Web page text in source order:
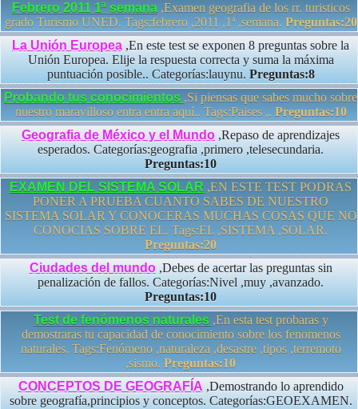
Febrero 2011 1ª semana,Examen geografia de los rr. turisticos
grado Turismo UNED. Tags:febrero ,2011 ,1ª ,semana. Preguntas:20
La Unión Europea ,En este test se exponen 8 preguntas sobre la
Unión Europea. Elije la respuesta correcta y suma la máxima
puntuación posible.. Categorías:lauynu. Preguntas:8
Probando tus conocimientos ,Si piensas que sabes mucho sobre
nuestro maravilloso entra entra aquí.. Tags:Paises ,. Preguntas:10
Geografia de México y el Mundo ,Repaso de aprendizajes
esperados. Categorías:geografia ,primero ,telesecundaria.
Preguntas:10
EXAMEN DEL SISTEMA SOLAR ,EN ESTE TEST PODRAS
PONER A PRUEBA CUANTO SABES DE NUESTRO
SISTEMA SOLAR Y CONOCERAS MUCHAS COSAS QUE NO
CONOCIAS SOBRE EL. Tags:EL ,SISTEMA ,SOLAR.
Preguntas:20
Ciudades del mundo,Debes de acertar las preguntas sin
penalización de fallos. Categorías:Nivel ,muy ,avanzado.
Preguntas:10
Test de fenómenos naturales ,En esta test probaras y
demostraras tu capacidad de conocimiento sobre los fenomenos
naturales. Tags:Fenómeno ,naturaleza ,desastre ,tipos ,terremoto
,sismo. Preguntas:10
CONCEPTOS DE GEOGRAFÍA ,Demostrando lo aprendido
sobre geografía,principios y conceptos. Categorías:GEOEXAMEN.